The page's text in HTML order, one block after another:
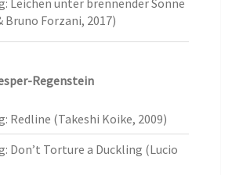
Forzani, 2017)
Regenstein
Redline (Takeshi Koike, 2009)
Don’t Torture a Duckling (Lucio